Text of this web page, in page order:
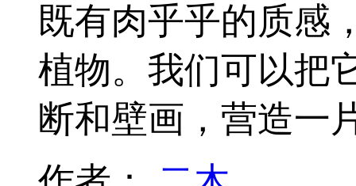
既有肉乎乎的质感
植物。我们可以把
断和壁画，营造